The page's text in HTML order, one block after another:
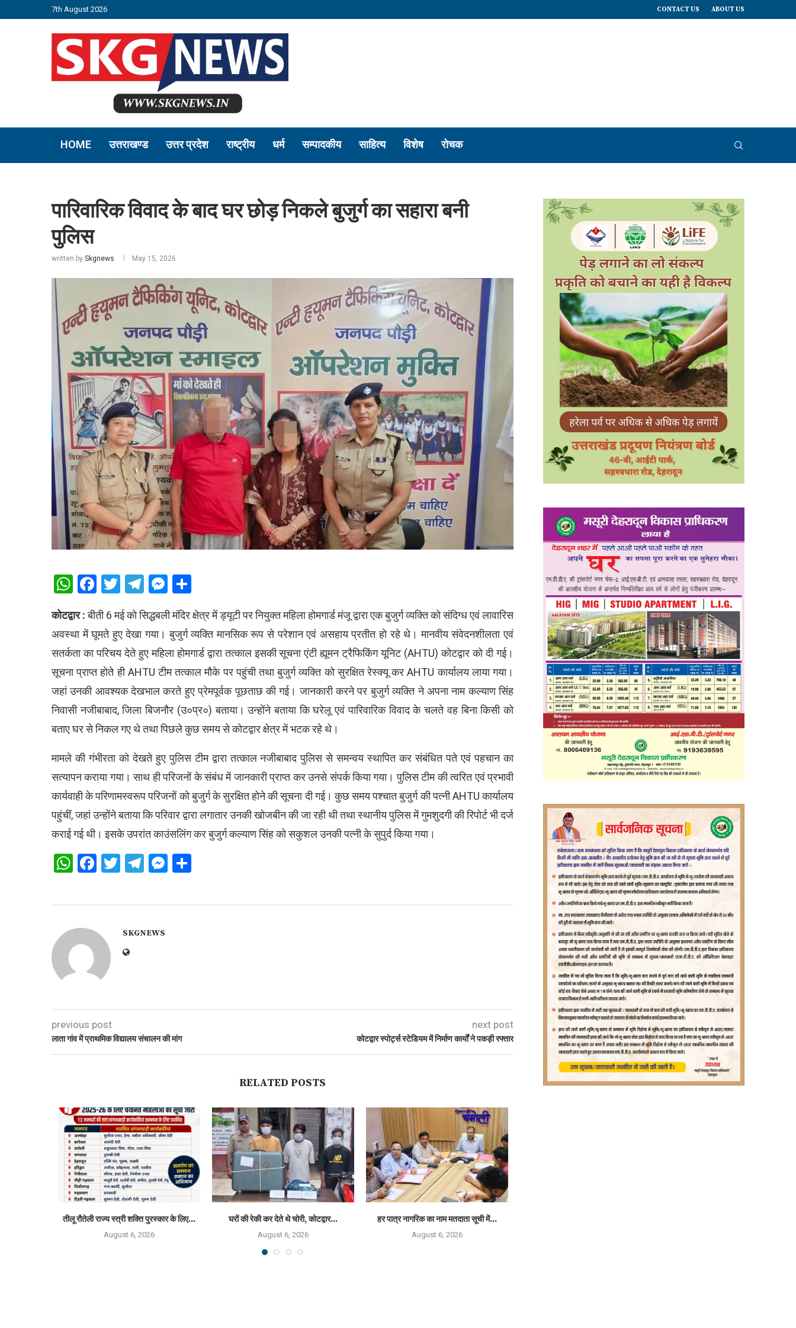
7th August 2026 CONTACT US ABOUT US
HOME उत्तराखण्ड उत्तर प्रदेश राष्ट्रीय धर्म सम्पादकीय साहित्य विशेष रोचक
पारिवारिक विवाद के बाद घर छोड़ निकले बुजुर्ग का सहारा बनी
पुलिस
written by Skgnews May 15, 2026
WhatsApp
Facebook
Twitter
Telegram
Messenger
कोटद्वार :बीती 6 मई को सिद्धबली मंदिर क्षेत्र में ड्यूटी पर नियुक्त महिला होमगार्ड मंजू द्वारा एक बुजुर्ग व्यक्ति को संदिग्ध एवं लावारिस
अवस्था में घूमते हुए देखा गया। बुजुर्ग व्यक्ति मानसिक रूप से परेशान एवं असहाय प्रतीत हो रहे थे। मानवीय संवेदनशीलता एवं
सतर्कता का परिचय देते हुए महिला होमगार्ड द्वारा तत्काल इसकी सूचना एंटी ह्यूमन ट्रैफिकिंग यूनिट (AHTU) कोटद्वार को दी गई।
सूचना प्राप्त होते ही AHTU टीम तत्काल मौके पर पहुंची तथा बुजुर्ग व्यक्ति को सुरक्षित रेस्क्यू कर AHTU कार्यालय लाया गया।
जहां उनकी आवश्यक देखभाल करते हुए प्रेमपूर्वक पूछताछ की गई। जानकारी करने पर बुजुर्ग व्यक्ति ने अपना नाम कल्याण सिंह
निवासी नजीबाबाद, जिला बिजनौर (उ०प्र०) बताया। उन्होंने बताया कि घरेलू एवं पारिवारिक विवाद के चलते वह बिना किसी को
बताए घर से निकल गए थे तथा पिछले कुछ समय से कोटद्वार क्षेत्र में भटक रहे थे।
मामले की गंभीरता को देखते हुए पुलिस टीम द्वारा तत्काल नजीबाबाद पुलिस से समन्वय स्थापित कर संबंधित पते एवं पहचान का
सत्यापन कराया गया। साथ ही परिजनों के संबंध में जानकारी प्राप्त कर उनसे संपर्क किया गया। पुलिस टीम की त्वरित एवं प्रभावी
कार्यवाही के परिणामस्वरूप परिजनों को बुजुर्ग के सुरक्षित होने की सूचना दी गई। कुछ समय पश्चात बुजुर्ग की पत्नी AHTU कार्यालय
पहुंचीं, जहां उन्होंने बताया कि परिवार द्वारा लगातार उनकी खोजबीन की जा रही थी तथा स्थानीय पुलिस में गुमशुदगी की रिपोर्ट भी दर्ज
कराई गई थी। इसके उपरांत काउंसलिंग कर बुजुर्ग कल्याण सिंह को सकुशल उनकी पत्नी के सुपुर्द किया गया।
WhatsApp
Facebook
Twitter
Telegram
Messenger
SKGNEWS
previous post
लाता गांव में प्राथमिक विद्यालय संचालन की मांग
next post
कोटद्वार स्पोर्ट्स स्टेडियम में निर्माण कार्यों ने पकड़ी रफ्तार
RELATED POSTS
तीलू रौतेली राज्य स्त्री शक्ति पुरस्कार के लिए...
August 6, 2026
घरों की रेकी कर देते थे चोरी, कोटद्वार...
August 6, 2026
हर पात्र नागरिक का नाम मतदाता सूची में...
August 6, 2026